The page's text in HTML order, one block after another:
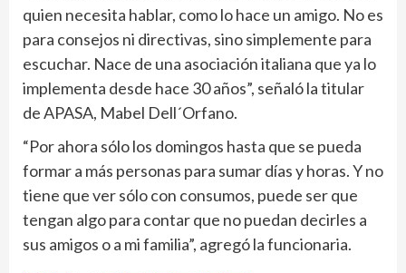
quien necesita hablar, como lo hace un amigo. No es
para consejos ni directivas, sino simplemente para
escuchar. Nace de una asociación italiana que ya lo
implementa desde hace 30 años”, señaló la titular
de APASA, Mabel Dell´Orfano.
“Por ahora sólo los domingos hasta que se pueda
formar a más personas para sumar días y horas. Y no
tiene que ver sólo con consumos, puede ser que
tengan algo para contar que no puedan decirles a
sus amigos o a mi familia”, agregó la funcionaria.